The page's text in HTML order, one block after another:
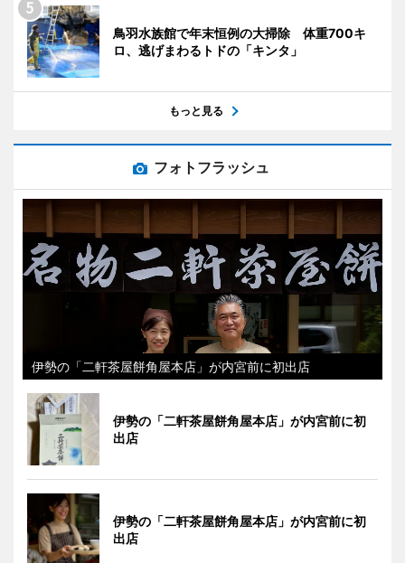
鳥羽水族館で年末恒例の大掃除 体重700キ
ロ、逃げまわるトドの「キンタ」
もっと見る
フォトフラッシュ
伊勢の「二軒茶屋餅角屋本店」が内宮前に初出店
伊勢の「二軒茶屋餅角屋本店」が内宮前に初
出店
伊勢の「二軒茶屋餅角屋本店」が内宮前に初
出店